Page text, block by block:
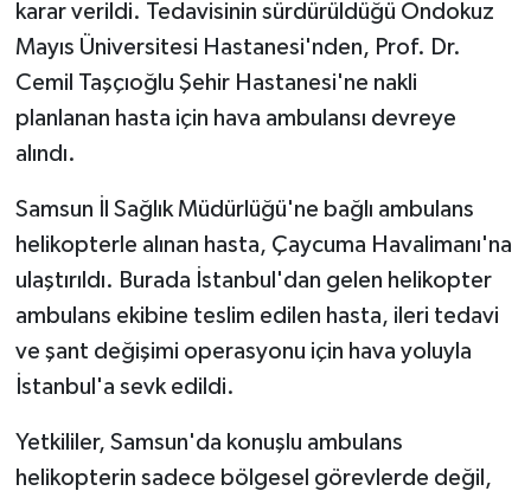
karar verildi. Tedavisinin sürdürüldüğü Ondokuz
Mayıs Üniversitesi Hastanesi'nden, Prof. Dr.
Cemil Taşçıoğlu Şehir Hastanesi'ne nakli
planlanan hasta için hava ambulansı devreye
alındı.
Samsun İl Sağlık Müdürlüğü'ne bağlı ambulans
helikopterle alınan hasta, Çaycuma Havalimanı'na
ulaştırıldı. Burada İstanbul'dan gelen helikopter
ambulans ekibine teslim edilen hasta, ileri tedavi
ve şant değişimi operasyonu için hava yoluyla
İstanbul'a sevk edildi.
Yetkililer, Samsun'da konuşlu ambulans
helikopterin sadece bölgesel görevlerde değil,